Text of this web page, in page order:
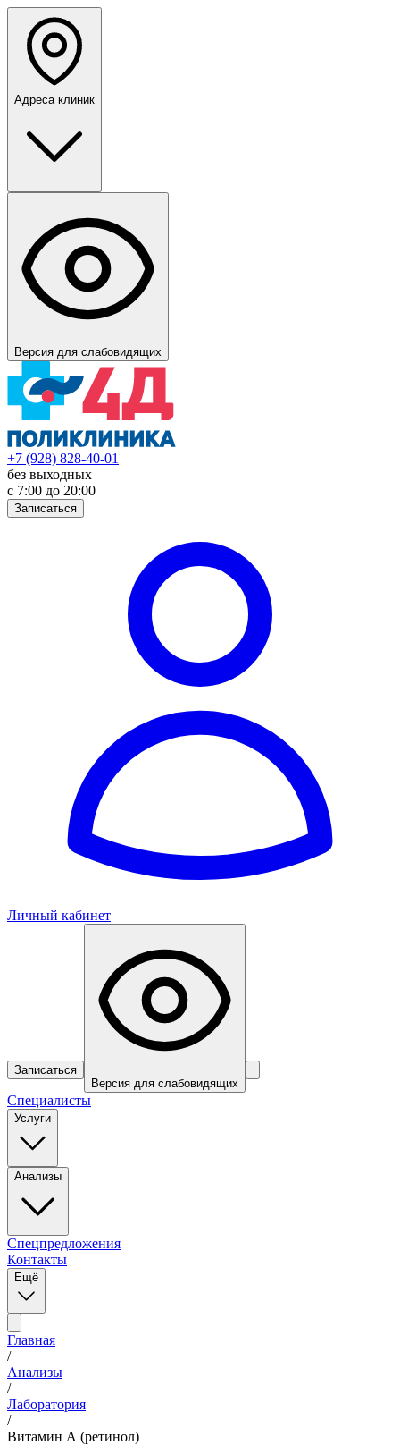
Адреса клиник
Версия для слабовидящих
+7 (928) 828-40-01
без выходных
с 7:00 до 20:00
Записаться
Личный кабинет
Записаться
Версия для слабовидящих
Специалисты
Услуги
Анализы
Спецпредложения
Контакты
Ещё
Главная
/
Анализы
/
Лаборатория
/
Витамин А (ретинол)